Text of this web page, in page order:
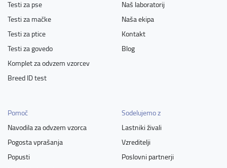
Testi za pse
Testi za mačke
Testi za ptice
Testi za govedo
Komplet za odvzem vzorcev
Breed ID test
Naš laboratorij
Naša ekipa
Kontakt
Blog
Pomoč
Navodila za odvzem vzorca
Pogosta vprašanja
Popusti
Sodelujemo z
Lastniki živali
Vzreditelji
Poslovni partnerji